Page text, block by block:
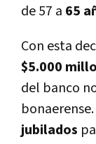
de 57 a 65
Con esta
$5.000
del banco
jubilados